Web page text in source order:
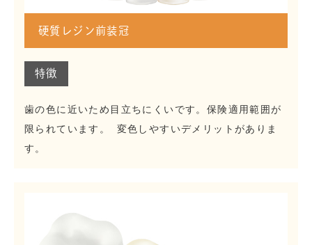
硬質レジン前装冠
特徴
歯の色に近いため目立ちにくいです。保険適用範囲が
限られています。 変色しやすいデメリットがありま
す。